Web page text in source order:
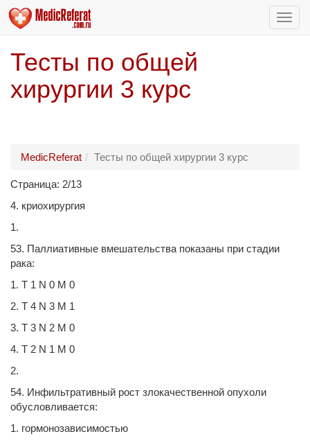
Тесты по общей
хирургии 3 курс
MedicReferat Тесты по общей хирургии 3 курс
Страница: 2/13
4. криохирургия
1.
53. Паллиативные вмешательства показаны при стадии
рака:
1. Т 1 N 0 M 0
2. T 4 N 3 M 1
3. T 3 N 2 M 0
4. T 2 N 1 M 0
2.
54. Инфильтративный рост злокачественной опухоли
обусловливается:
1. гормонозависимостью